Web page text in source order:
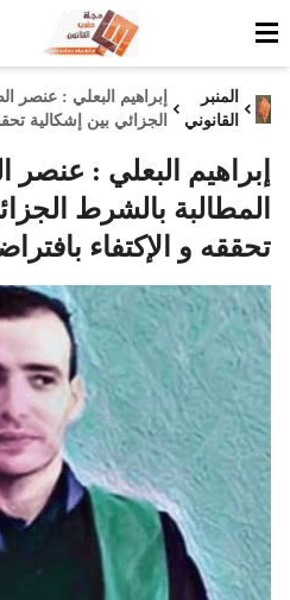
المنبر
القانوني
إبراهيم البعلي : عنصر
الجزائي بين إشكالية
إبراهيم البعلي :
المطالبة بالشرط
تحققه و الإكتفاء